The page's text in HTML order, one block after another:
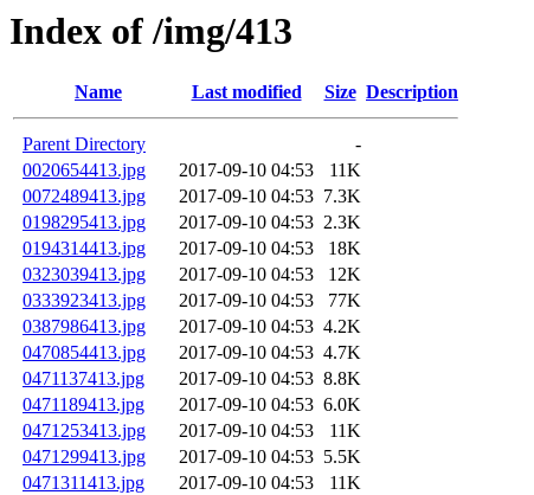
Index of /img/413
Name Last modified Size Description
Parent Directory
-
0020654413.jpg
2017-09-10 04:53
11K
0072489413.jpg
2017-09-10 04:53 7.3K
0198295413.jpg
2017-09-10 04:53 2.3K
0194314413.jpg
2017-09-10 04:53
18K
0323039413.jpg
2017-09-10 04:53
12K
0333923413.jpg
2017-09-10 04:53
77K
0387986413.jpg
2017-09-10 04:53 4.2K
0470854413.jpg
2017-09-10 04:53 4.7K
0471137413.jpg
2017-09-10 04:53 8.8K
0471189413.jpg
2017-09-10 04:53 6.0K
0471253413.jpg
2017-09-10 04:53
11K
0471299413.jpg
2017-09-10 04:53 5.5K
0471311413.jpg
2017-09-10 04:53
11K